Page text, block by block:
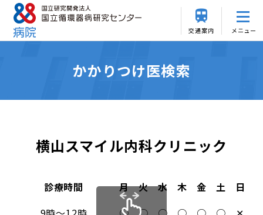
交通案内 メニュー
かかりつけ医検索
横山スマイル内科クリニック
診療時間 月 火 水 木 金 土
日